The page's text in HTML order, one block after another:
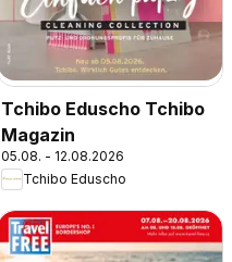
Tchibo Eduscho Tchibo
Magazin
05.08. - 12.08.2026
Tchibo Eduscho